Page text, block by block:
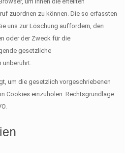
zuordnen zu können. Die so erfassten
uns zur Löschung auffordern, den
oder der Zweck für die
gesetzliche
unberührt.
um die gesetzlich vorgeschriebenen
Cookies einzuholen. Rechtsgrundlage